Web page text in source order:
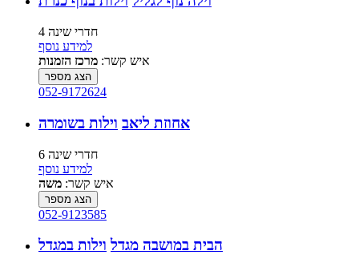
4 חדרי שינה
למידע נוסף
איש קשר: מרכז הזמנות
הצג מספר
052-9172624
אחוזת ליאב וילות בשומרה
6 חדרי שינה
למידע נוסף
איש קשר: משה
הצג מספר
052-9123585
הבית במושבה מגדל וילות במגדל